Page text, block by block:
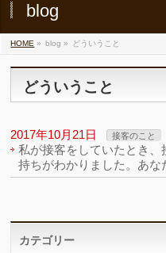
blog
HOME » blog » どういうこと
どういうこと
2017年10月21日 接客のこと
私が接客をしていたとき
持ちがわかりました。あな
カテゴリー